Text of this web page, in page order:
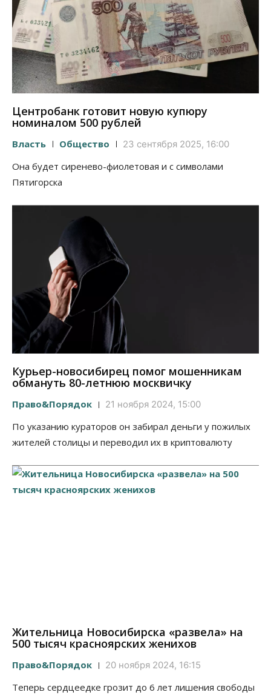
Центробанк готовит новую купюру
номиналом 500 рублей
Власть Общество 23 сентября 2025, 16:00
Она будет сиренево-фиолетовая и с символами
Пятигорска
Курьер-новосибирец помог мошенникам
обмануть 80-летнюю москвичку
Право&Порядок 21 ноября 2024, 15:00
По указанию кураторов он забирал деньги у пожилых
жителей столицы и переводил их в криптовалюту
Жительница Новосибирска «развела» на
500 тысяч красноярских женихов
Право&Порядок 20 ноября 2024, 16:15
Теперь сердцеедке грозит до 6 лет лишения свободы